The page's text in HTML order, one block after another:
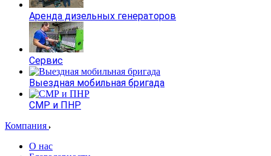
Аренда дизельных генераторов
Сервис
Выездная мобильная бригада
СМР и ПНР
Компания
О нас